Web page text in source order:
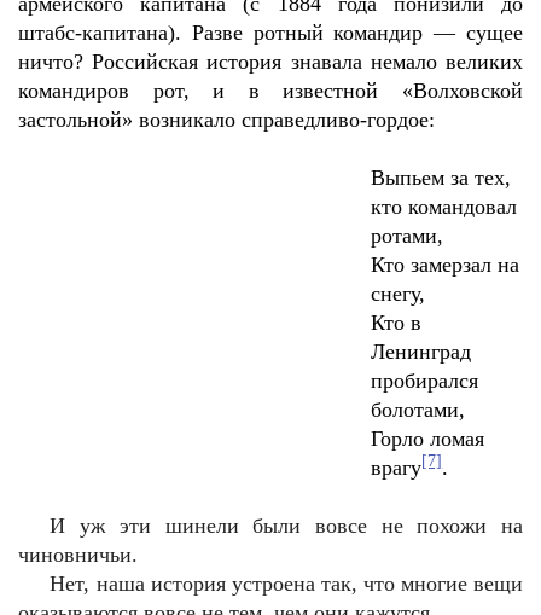
штабс-капитана). Разве ротный командир — сущее
ничто? Российская история знавала немало великих
командиров рот, и в известной «Волховской
застольной» возникало справедливо-гордое:
Выпьем за тех,
кто командовал
ротами,
Кто замерзал на
снегу,
Кто в
Ленинград
пробирался
болотами,
Горло ломая
врагу[7].
И уж эти шинели были вовсе не похожи на
чиновничьи.
Нет, наша история устроена так, что многие вещи